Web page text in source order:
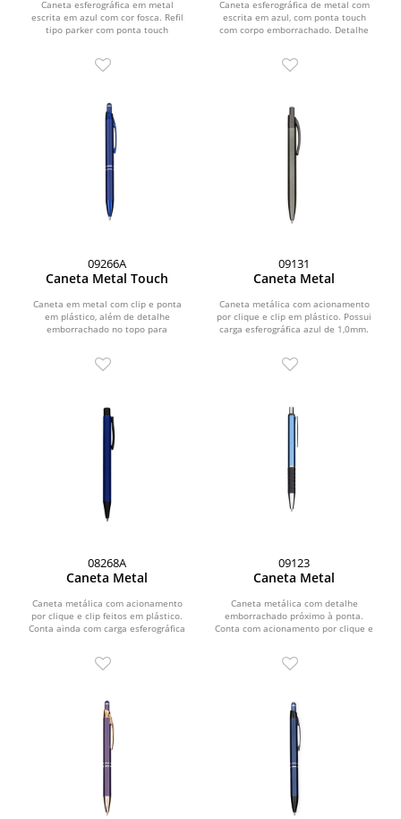
Caneta esferográfica em metal
escrita em azul com cor fosca. Refil
tipo parker com ponta touch
Caneta esferográfica de metal com
escrita em azul, com ponta touch
com corpo emborrachado. Detalhe
09266A
Caneta Metal Touch
Caneta em metal com clip e ponta
em plástico, além de detalhe
emborrachado no topo para
09131
Caneta Metal
Caneta metálica com acionamento
por clique e clip em plástico. Possui
carga esferográfica azul de 1,0mm.
08268A
Caneta Metal
Caneta metálica com acionamento
por clique e clip feitos em plástico.
Conta ainda com carga esferográfica
09123
Caneta Metal
Caneta metálica com detalhe
emborrachado próximo à ponta.
Conta com acionamento por clique e